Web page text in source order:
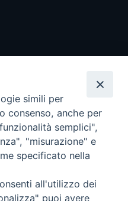
i diritti riservati - Vita
simili per
consenso, anche per
semplici",
"misurazione" e
specificato nella
all'utilizzo dei
puoi avere